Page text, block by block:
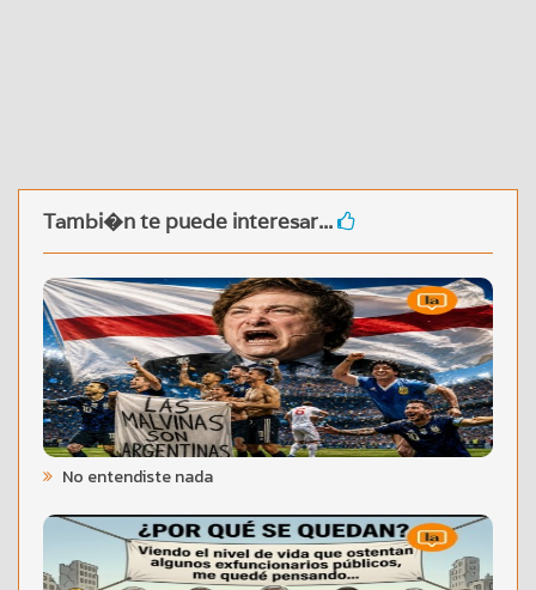
Tambi�n te puede interesar...
No entendiste nada